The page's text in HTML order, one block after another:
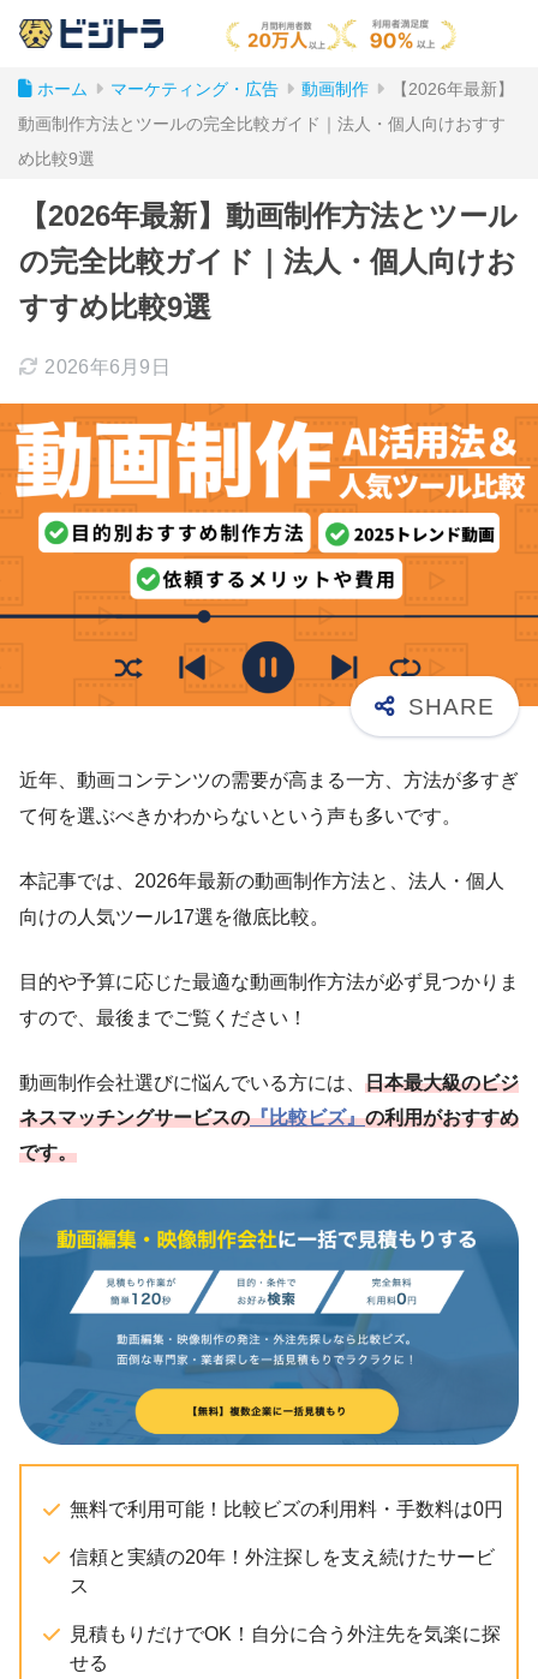
ホーム マーケティング・広告 動画制作
【2026年最新】
動画制作方法とツールの完全比較ガイド｜法人・個人向けおすす
め比較9選
【2026年最新】動画制作方法とツール
の完全比較ガイド｜法人・個人向けお
すすめ比較9選
2026年6月9日
近年、動画コンテンツの需要が高まる一方、方法が多すぎ
て何を選ぶべきかわからないという声も多いです。
本記事では、2026年最新の動画制作方法と、法人・個人
向けの人気ツール17選を徹底比較。
目的や予算に応じた最適な動画制作方法が必ず見つかりま
すので、最後までご覧ください！
動画制作会社選びに悩んでいる方には、 日本最大級のビジ
ネスマッチングサービスの『比較ビズ』の利用がおすすめ
です。
無料で利用可能！比較ビズの利用料・手数料は0円
信頼と実績の20年！外注探しを支え続けたサービ
ス
見積もりだけでOK！自分に合う外注先を気楽に探
せる